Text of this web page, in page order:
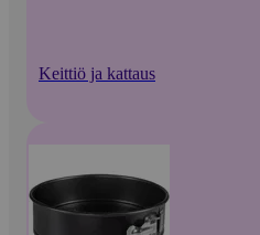
Keittiö ja kattaus